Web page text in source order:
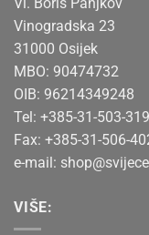
Vinogradska 23
31000 Osijek
MBO: 90474732
OIB: 96214349248
Tel: +385-31-503-319
Fax: +385-31-506-
e-mail:
VIŠE: